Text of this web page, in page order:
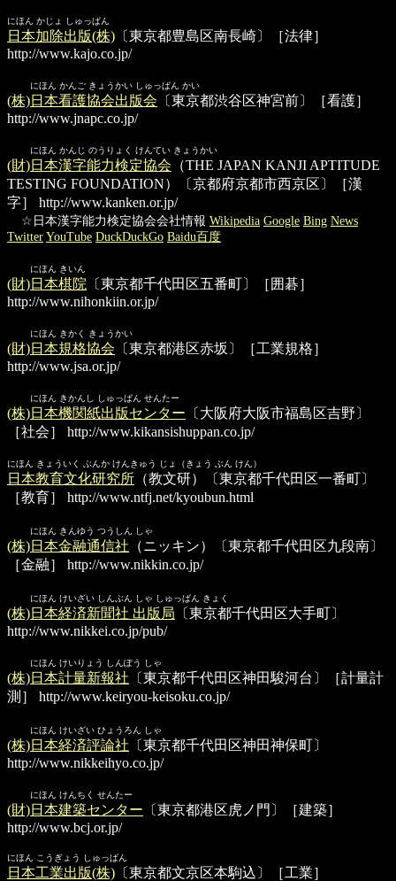
にほん かじょ しゅっぱん
日本加除出版(株) 〔東京都豊島区南長崎〕［法律］
http://www.kajo.co.jp/
にほん かんご きょうかい しゅっぱん かい
(株)日本看護協会出版会 〔東京都渋谷区神宮前〕［看護］
http://www.jnapc.co.jp/
にほん かんじ のうりょく けんてい きょうかい
(財)日本漢字能力検定協会 （THE JAPAN KANJI APTITUDE
TESTING FOUNDATION）〔京都府京都市西京区〕［漢
字］
http://www.kanken.or.jp/
☆日本漢字能力検定協会会社情報 Wikipedia Google Bing News
Twitter YouTube DuckDuckGo Baidu百度
にほん きいん
(財)日本棋院 〔東京都千代田区五番町〕［囲碁］
http://www.nihonkiin.or.jp/
にほん きかく きょうかい
(財)日本規格協会 〔東京都港区赤坂〕［工業規格］
http://www.jsa.or.jp/
にほん きかんし しゅっぱん せんたー
(株)日本機関紙出版センター 〔大阪府大阪市福島区吉野〕
［社会］
http://www.kikansishuppan.co.jp/
にほん きょういく ぶんか けんきゅう じょ（きょう ぶん けん）
日本教育文化研究所 （教文研）〔東京都千代田区一番町〕
［教育］
http://www.ntfj.net/kyoubun.html
にほん きんゆう つうしん しゃ
(株)日本金融通信社 （ニッキン）〔東京都千代田区九段南〕
［金融］
http://www.nikkin.co.jp/
にほん けいざい しんぶん しゃ しゅっぱん きょく
(株)日本経済新聞社 出版局 〔東京都千代田区大手町〕
http://www.nikkei.co.jp/pub/
にほん けいりょう しんぽう しゃ
(株)日本計量新報社 〔東京都千代田区神田駿河台〕［計量計
測］
http://www.keiryou-keisoku.co.jp/
にほん けいざい ひょうろん しゃ
(株)日本経済評論社 〔東京都千代田区神田神保町〕
http://www.nikkeihyo.co.jp/
にほん けんちく せんたー
(財)日本建築センター 〔東京都港区虎ノ門〕［建築］
http://www.bcj.or.jp/
にほん こうぎょう しゅっぱん
日本工業出版(株) 〔東京都文京区本駒込〕［工業］